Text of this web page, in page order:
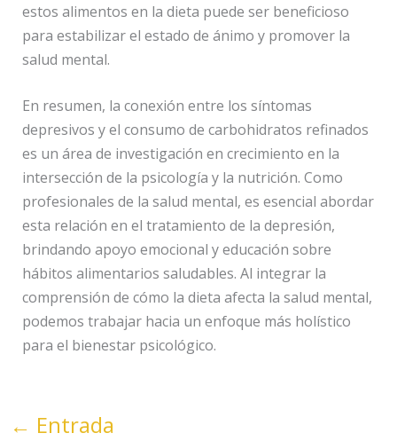
estos alimentos en la dieta puede ser beneficioso
para estabilizar el estado de ánimo y promover la
salud mental.
En resumen, la conexión entre los síntomas
depresivos y el consumo de carbohidratos refinados
es un área de investigación en crecimiento en la
intersección de la psicología y la nutrición. Como
profesionales de la salud mental, es esencial abordar
esta relación en el tratamiento de la depresión,
brindando apoyo emocional y educación sobre
hábitos alimentarios saludables. Al integrar la
comprensión de cómo la dieta afecta la salud mental,
podemos trabajar hacia un enfoque más holístico
para el bienestar psicológico.
← Entrada